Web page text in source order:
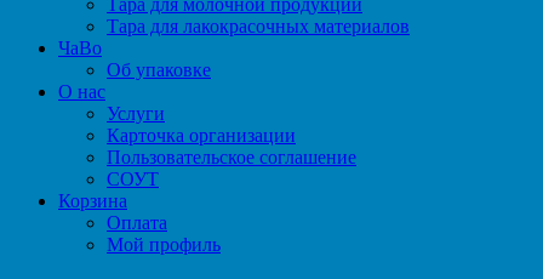
Тара для молочной продукции
Тара для лакокрасочных материалов
ЧаВо
Об упаковке
О нас
Услуги
Карточка организации
Пользовательское соглашение
СОУТ
Корзина
Оплата
Мой профиль